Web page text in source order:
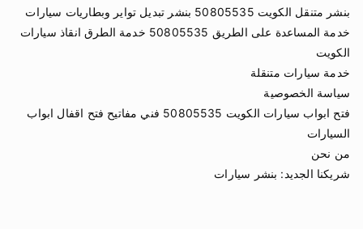
بنشر متنقل الكويت 50805535 بنشر تبديل تواير وبطاريات سيارات
خدمة المساعدة على الطريق 50805535 خدمة الطرق انقاذ سيارات
الكويت
خدمة سيارات متنقلة
سياسة الخصوصية
فتح ابواب سيارات الكويت 50805535 فني مفاتيح فتح اقفال ابواب
السيارات
من نحن
شريكنا الجديد: بنشر سيارات